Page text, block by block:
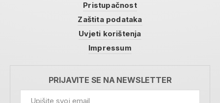
Pristupačnost
Zaštita podataka
Uvjeti korištenja
Impressum
PRIJAVITE SE NA NEWSLETTER